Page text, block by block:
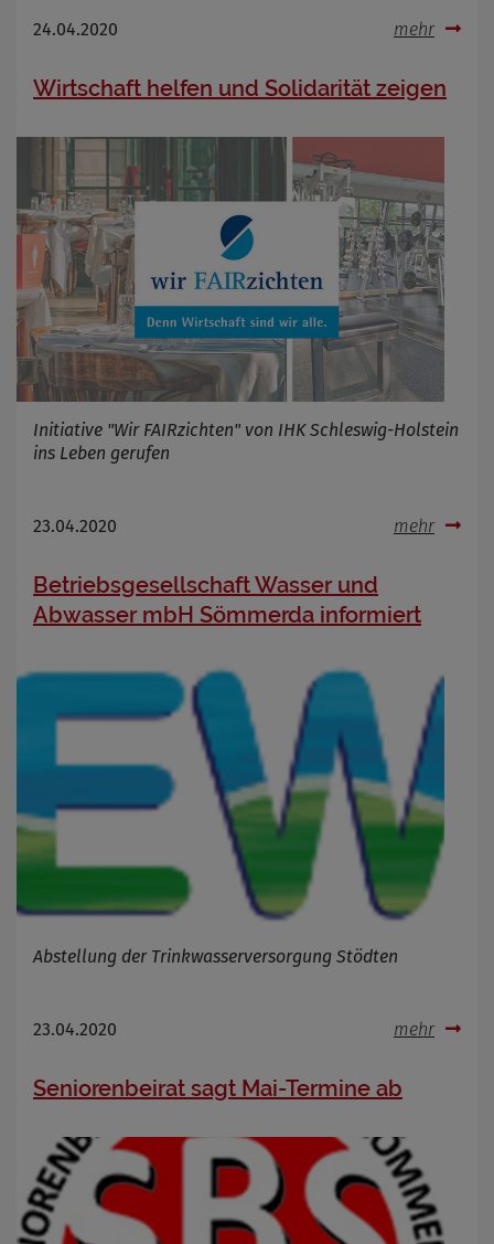
24.04.2020 mehr
Wirtschaft helfen und Solidarität zeigen
Initiative "Wir FAIRzichten" von IHK Schleswig-Holstein
ins Leben gerufen
23.04.2020 mehr
Betriebsgesellschaft Wasser und
Abwasser mbH Sömmerda informiert
Abstellung der Trinkwasserversorgung Stödten
23.04.2020 mehr
Seniorenbeirat sagt Mai-Termine ab